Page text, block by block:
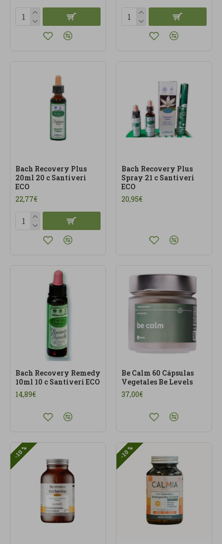
Bach Recovery Plus
20ml 20 c Santiveri
ECO
22,77€
Bach Recovery Plus
Spray 21 c Santiveri
ECO
20,95€
Bach Recovery Remedy
10ml 10 c Santiveri ECO
14,89€
Be Calm 60 Cápsulas
Vegetales Be Levels
37,00€
-10 % -10 %